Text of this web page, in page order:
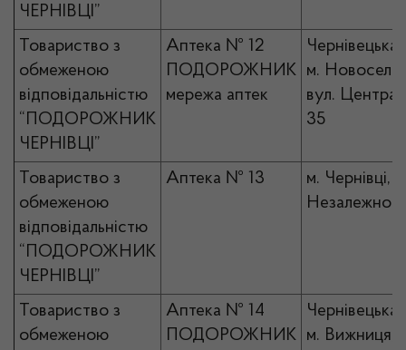
ЧЕРНІВЦІ”
Товариство з
обмеженою
відповідальністю
“ПОДОРОЖНИК
ЧЕРНІВЦІ”
Аптека № 12
ПОДОРОЖНИК
мережа аптек
Чернівецька
м.
вул.
35
Товариство з
обмеженою
відповідальністю
“ПОДОРОЖНИК
ЧЕРНІВЦІ”
Аптека № 13
м. Чернівці,
Товариство з
обмеженою
Аптека № 14
ПОДОРОЖНИК
Чернівецька
м. Вижниця,